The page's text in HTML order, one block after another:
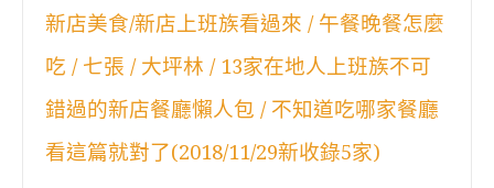
新店美食/新店上班族看過來 / 午餐晚餐怎麼
吃 / 七張 / 大坪林 / 13家在地人上班族不可
錯過的新店餐廳懶人包 / 不知道吃哪家餐廳
看這篇就對了(2018/11/29新收錄5家)